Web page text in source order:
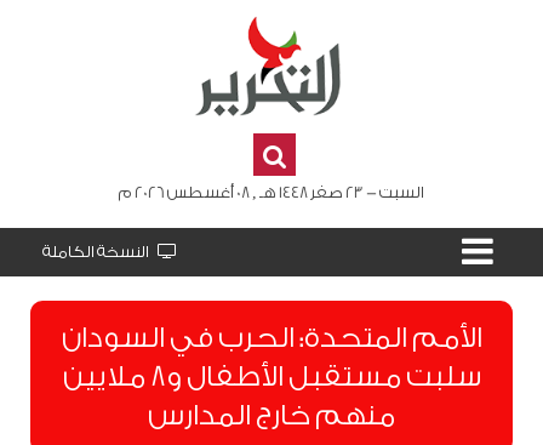
السبت - 23 صفر 1448 هـ , 08 أغسطس 2026 م
النسخة الكاملة
الأمم المتحدة: الحرب في السودان
سلبت مستقبل الأطفال و8 ملايين
منهم خارج المدارس